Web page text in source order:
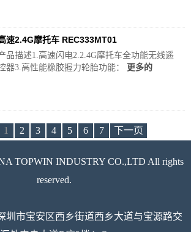
速2.4G摩托车 REC333MT01
品描述1.高速闪电2.2.4G摩托车全功能无线遥
器3.高性能橡胶握力轮胎功能：
更多的
1 2 3 4 5 6 7 下一页
TOPWIN INDUSTRY CO.,LTD All rights
reserved.
圳市宝安区西乡街道西乡大道与宝源路交